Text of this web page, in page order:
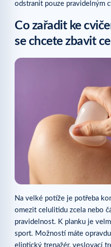
odstranit pouze pravidelným
Co zařadit ke
se chcete zbavit
Na velké potíže je potřeba
omezit celulitidu zcela nebo
pravidelnost. K planku je
sport. Možností máte
eliptický trenažér, veslovací